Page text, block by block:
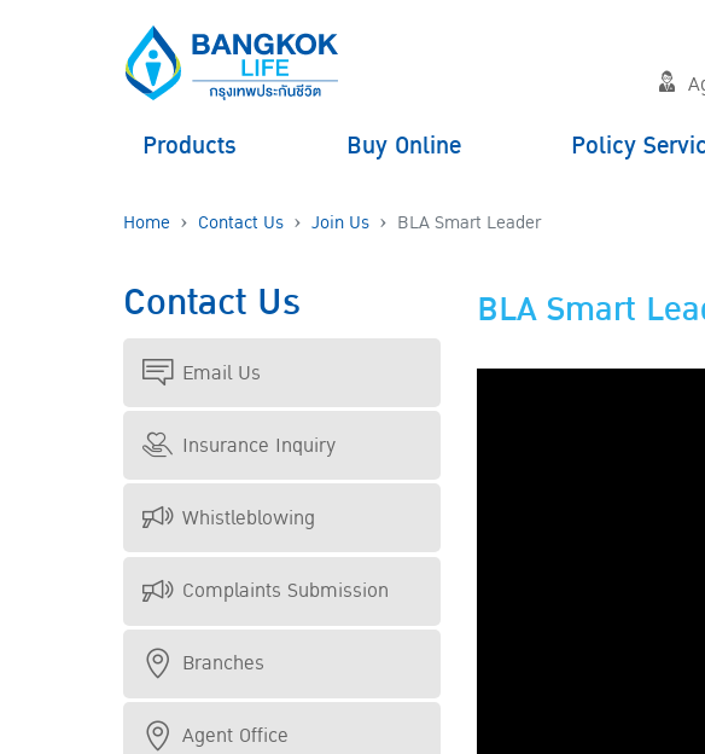
Products Buy Online Policy
Home Contact Us Join Us BLA Smart Leader
Contact Us
Email Us
Insurance Inquiry
Whistleblowing
Complaints Submission
Branches
Agent Office
BLA Smart